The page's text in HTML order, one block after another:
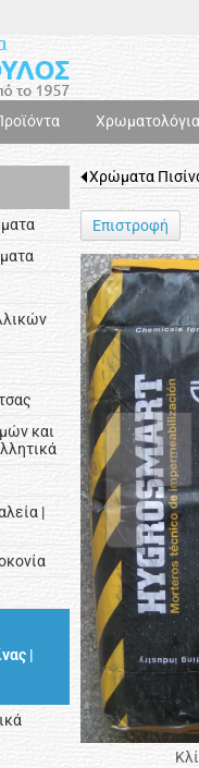
Χρωματολόγια
και
|
|
Χρώματα
Επιστροφή